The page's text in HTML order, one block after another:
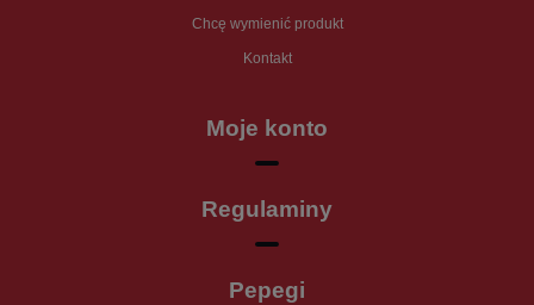
Chcę wymienić produkt
Kontakt
Moje konto
Regulaminy
Pepegi